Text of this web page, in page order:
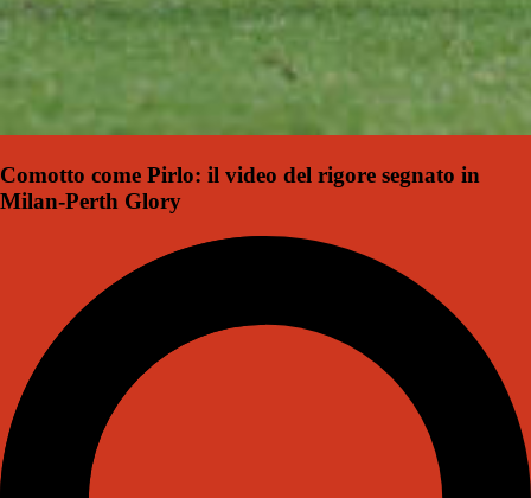
Comotto come Pirlo: il video del rigore segnato in
Milan-Perth Glory